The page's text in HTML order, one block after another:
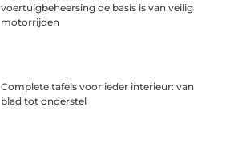
voertuigbeheersing de basis is van veilig
motorrijden
Complete tafels voor ieder interieur: van
blad tot onderstel